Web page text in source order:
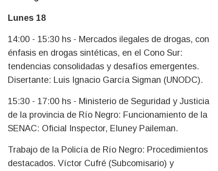
Lunes 18
14:00 - 15:30 hs - Mercados ilegales de drogas, con
énfasis en drogas sintéticas, en el Cono Sur:
tendencias consolidadas y desafíos emergentes.
Disertante: Luis Ignacio García Sigman (UNODC).
15:30 - 17:00 hs - Ministerio de Seguridad y Justicia
de la provincia de Río Negro: Funcionamiento de la
SENAC: Oficial Inspector, Eluney Paileman.
Trabajo de la Policía de Río Negro: Procedimientos
destacados. Víctor Cufré (Subcomisario) y